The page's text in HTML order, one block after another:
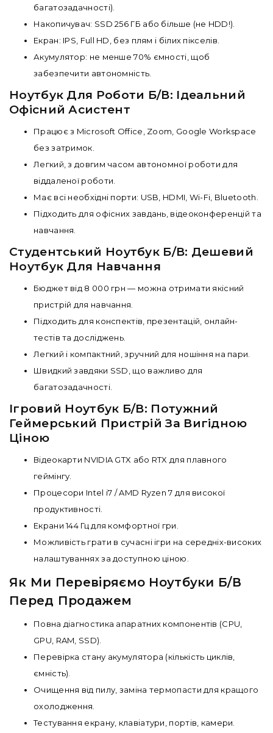
багатозадачності).
Накопичувач: SSD 256 ГБ або більше (не HDD!).
Екран: IPS, Full HD, без плям і білих пікселів.
Акумулятор: не менше 70% ємності, щоб
забезпечити автономність.
Ноутбук Для Роботи Б/В: Ідеальний
Офісний Асистент
Працює з Microsoft Office, Zoom, Google Workspace
без затримок.
Легкий, з довгим часом автономної роботи для
віддаленої роботи.
Має всі необхідні порти: USB, HDMI, Wi-Fi, Bluetooth.
Підходить для офісних завдань, відеоконференцій та
навчання.
Студентський Ноутбук Б/В: Дешевий
Ноутбук Для Навчання
Бюджет від 8 000 грн — можна отримати якісний
пристрій для навчання.
Підходить для конспектів, презентацій, онлайн-
тестів та досліджень.
Легкий і компактний, зручний для ношіння на пари.
Швидкий завдяки SSD, що важливо для
багатозадачності.
Ігровий Ноутбук Б/В: Потужний
Геймерський Пристрій За Вигідною
Ціною
Відеокарти NVIDIA GTX або RTX для плавного
геймінгу.
Процесори Intel i7 / AMD Ryzen 7 для високої
продуктивності.
Екрани 144 Гц для комфортної гри.
Можливість грати в сучасні ігри на середніх-високих
налаштуваннях за доступною ціною.
Як Ми Перевіряємо Ноутбуки Б/В
Перед Продажем
Повна діагностика апаратних компонентів (CPU,
GPU, RAM, SSD).
Перевірка стану акумулятора (кількість циклів,
ємність).
Очищення від пилу, заміна термопасти для кращого
охолодження.
Тестування екрану, клавіатури, портів, камери.